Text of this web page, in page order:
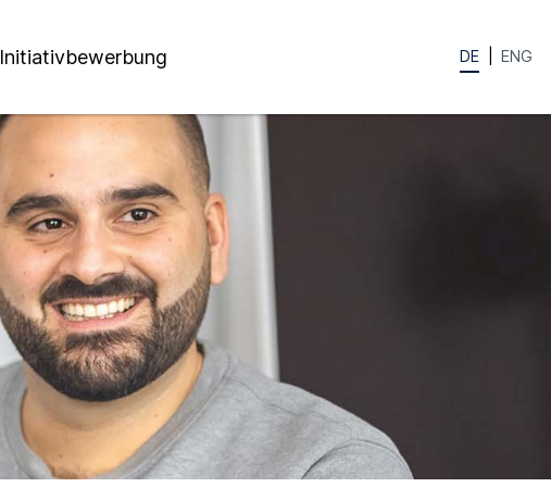
DE ENG
Initiativbewerbung